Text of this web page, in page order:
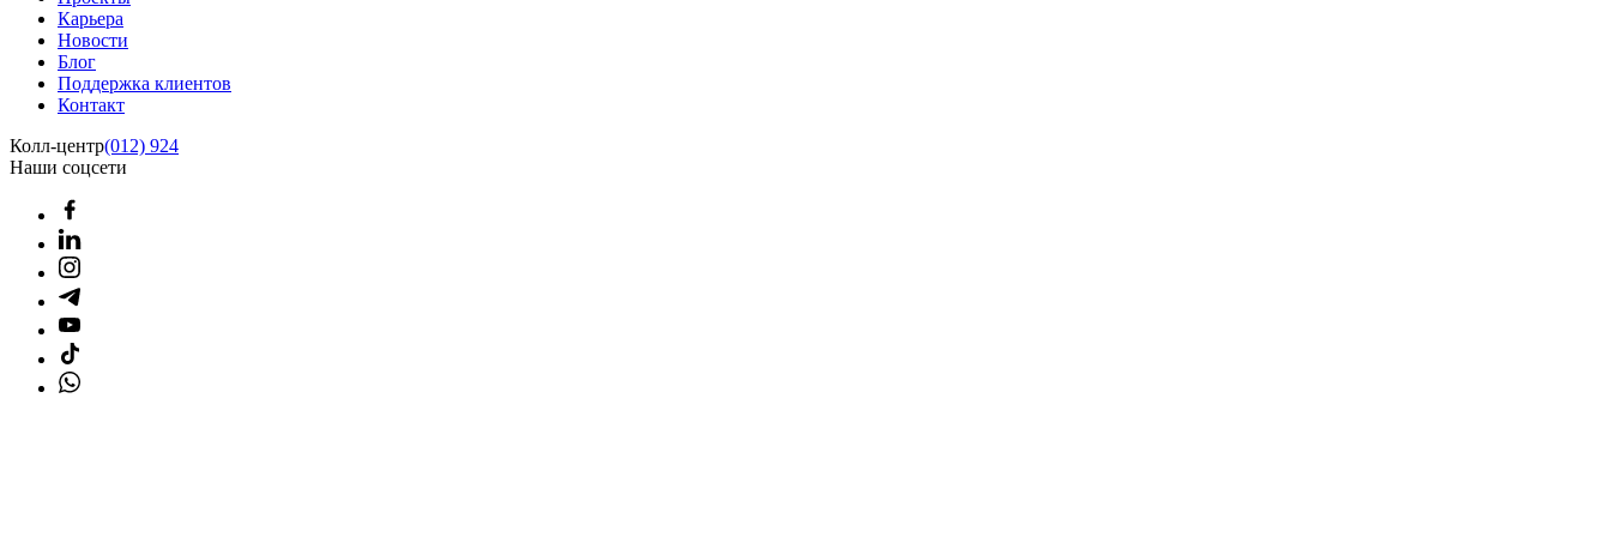
Карьера
Новости
Блог
Поддержка клиентов
Контакт
Колл-центр(012) 924
Наши соцсети